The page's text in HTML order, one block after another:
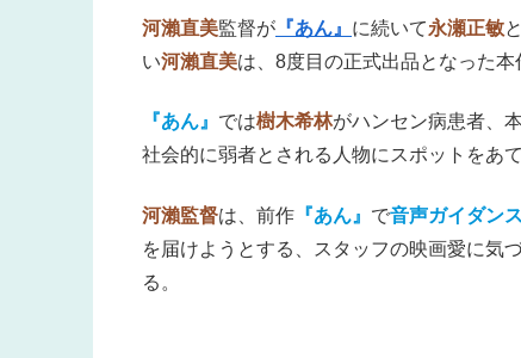
河瀨直美監督が 『あん』 に続いて永瀬正敏
い河瀨直美は、8度目の正式出品となった本
『あん』 では樹木希林がハンセン病患者、
社会的に弱者とされる人物にスポットをあて
河瀨監督は、前作 『あん』 で音声ガイダンス
を届けようとする、スタッフの映画愛に気
る。